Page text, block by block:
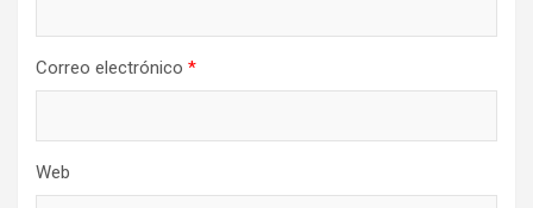
Correo electrónico *
Web